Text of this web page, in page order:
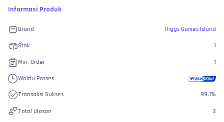
Informasi Produk
Brand Higgs Games Island
Stok 1
Min. Order 1
Waktu Proses
Transaksi Sukses 99.1%
Total Ulasan 2